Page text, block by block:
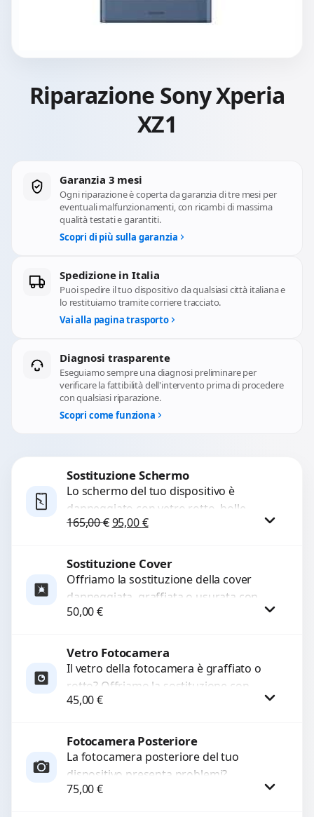
Riparazione Sony Xperia
XZ1
Garanzia 3 mesi
Ogni riparazione è coperta da garanzia di tre mesi per
eventuali malfunzionamenti, con ricambi di massima
qualità testati e garantiti.
Scopri di più sulla garanzia
Spedizione in Italia
Puoi spedire il tuo dispositivo da qualsiasi città italiana e
lo restituiamo tramite corriere tracciato.
Vai alla pagina trasporto
Diagnosi trasparente
Eseguiamo sempre una diagnosi preliminare per
verificare la fattibilità dell'intervento prima di procedere
con qualsiasi riparazione.
Scopri come funziona
Sostituzione Schermo
Lo schermo del tuo dispositivo è
danneggiato con vetro rotto, bolle,
macchie, schermo nero o pixel morti?
165,00€Il prezzo originale era: 165,00 €.
95,00€Il prezzo attuale è: 95,00 €.
Procedi
Sostituzione Cover
Offriamo la sostituzione della cover
danneggiata, graffiata o usurata con
ricambi di alta qualità e garantiti.
50,00€
Procedi
Vetro Fotocamera
Il vetro della fotocamera è graffiato o
rotto? Offriamo la sostituzione con
ricambi di alta qualità garantiti per 3
45,00€
Procedi
Fotocamera Posteriore
La fotocamera posteriore del tuo
dispositivo presenta problemi?
Interveniamo per risolvere guasti come
75,00€